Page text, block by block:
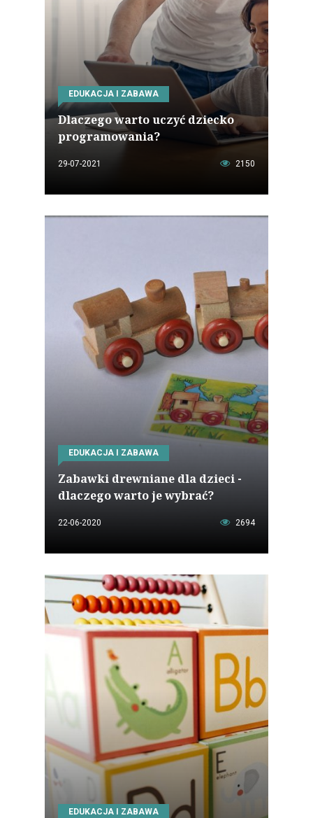
EDUKACJA I ZABAWA
Dlaczego warto uczyć dziecko
programowania?
29-07-2021 2150
EDUKACJA I ZABAWA
Zabawki drewniane dla dzieci -
dlaczego warto je wybrać?
22-06-2020 2694
EDUKACJA I ZABAWA